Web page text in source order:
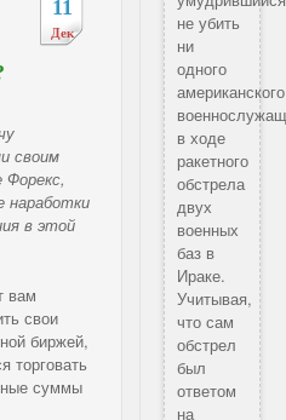
11
Дек
своим
наработки
в этой
вам
свои
биржей,
торговать
суммы
не убить
ни
одного
американского
в ходе
ракетного
обстрела
двух
военных
баз в
Ираке.
Учитывая,
что сам
обстрел
был
ответом
на